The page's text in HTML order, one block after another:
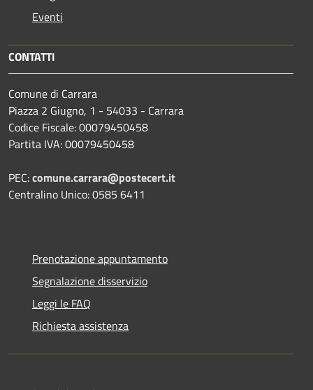
Eventi
CONTATTI
Comune di Carrara
Piazza 2 Giugno, 1 - 54033 - Carrara
Codice Fiscale: 00079450458
Partita IVA: 00079450458
PEC:comune.carrara@postecert.it
Centralino Unico: 0585 6411
Prenotazione appuntamento
Segnalazione disservizio
Leggi le FAQ
Richiesta assistenza